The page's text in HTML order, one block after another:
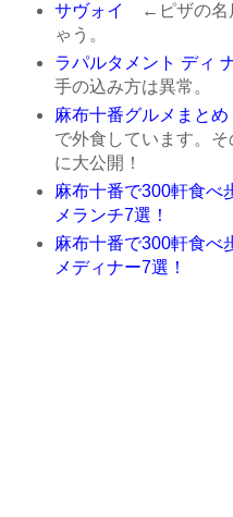
サヴォイ
←ピザの名
ゃう。
ラパルタメント ディ
手の込み方は異常。
麻布十番グルメまとめ
で外食しています。
に大公開！
麻布十番で300軒食べ
メランチ7選！
麻布十番で300軒食べ
メディナー7選！